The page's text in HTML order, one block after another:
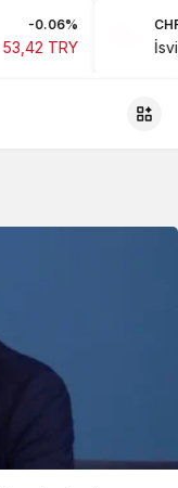
-0.06%
53,42 TRY
CHF